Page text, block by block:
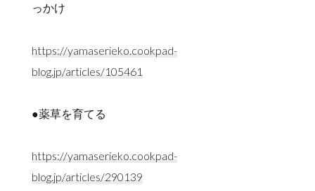
っかけ
https://yamaserieko.cookpad-
blog.jp/articles/105461
●薬草を育てる
https://yamaserieko.cookpad-
blog.jp/articles/290139